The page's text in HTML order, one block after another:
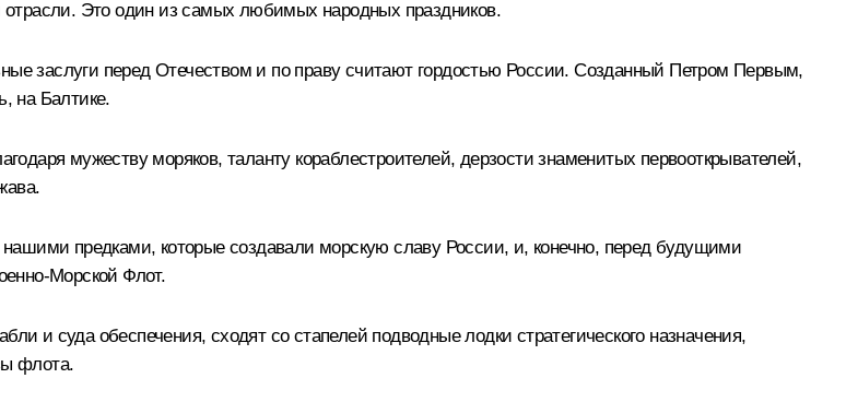
отрасли. Это один из самых любимых народных праздников.
заслуги перед Отечеством и по праву считают гордостью России. Созданный Петром Первым,
на Балтике.
мужеству моряков, таланту кораблестроителей, дерзости знаменитых первооткрывателей,
нашими предками, которые создавали морскую славу России, и, конечно, перед будущими
Морской Флот.
и суда обеспечения, сходят со стапелей подводные лодки стратегического назначения,
флота.